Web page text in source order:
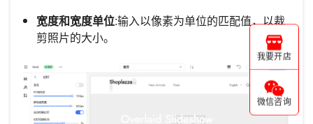
宽度和宽度单位:输入以像素为单位的匹配值，以裁
剪照片的大小。
我要开店
微信咨询